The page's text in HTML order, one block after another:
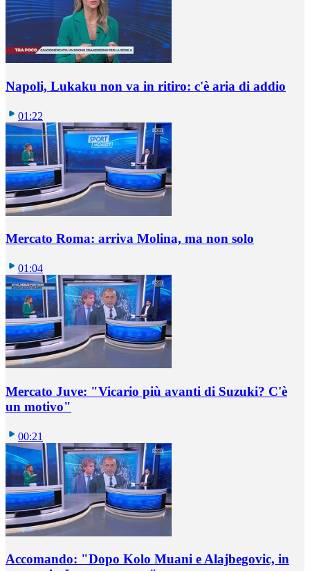
Napoli, Lukaku non va in ritiro: c'è aria di addio
01:22
Mercato Roma: arriva Molina, ma non solo
01:04
Mercato Juve: "Vicario più avanti di Suzuki? C'è
un motivo"
00:21
Accomando: "Dopo Kolo Muani e Alajbegovic, in